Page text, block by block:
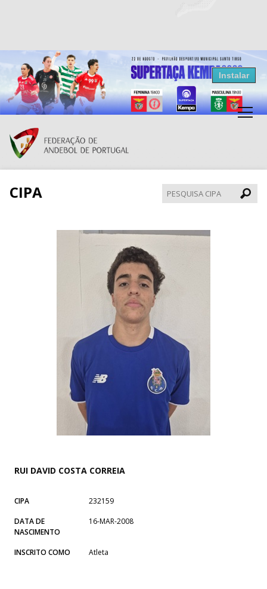
Resultados Andebol
Federação de Andebol de Portugal
Grátis - Disponivel na Play Store
Instalar
CIPA
CIPA
RUI DAVID COSTA CORREIA
CIPA
232159
DATA DE
NASCIMENTO
16-MAR-2008
INSCRITO COMO Atleta